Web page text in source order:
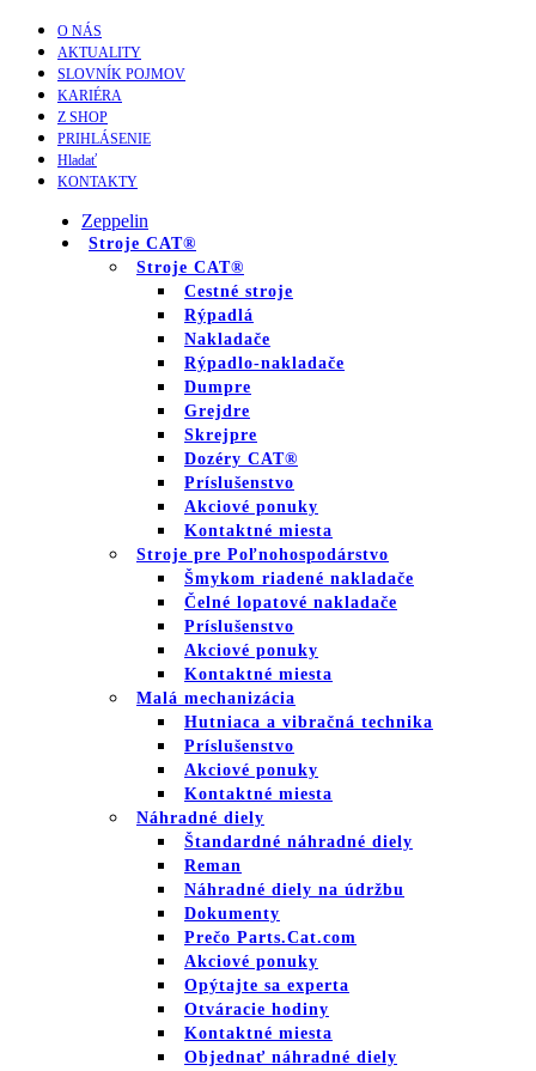
O NÁS
AKTUALITY
SLOVNÍK POJMOV
KARIÉRA
Z SHOP
PRIHLÁSENIE
Hladať
KONTAKTY
Zeppelin
Stroje CAT®
Stroje CAT®
Cestné stroje
Rýpadlá
Nakladače
Rýpadlo-nakladače
Dumpre
Grejdre
Skrejpre
Dozéry CAT®
Príslušenstvo
Akciové ponuky
Kontaktné miesta
Stroje pre Poľnohospodárstvo
Šmykom riadené nakladače
Čelné lopatové nakladače
Príslušenstvo
Akciové ponuky
Kontaktné miesta
Malá mechanizácia
Hutniaca a vibračná technika
Príslušenstvo
Akciové ponuky
Kontaktné miesta
Náhradné diely
Štandardné náhradné diely
Reman
Náhradné diely na údržbu
Dokumenty
Prečo Parts.Cat.com
Akciové ponuky
Opýtajte sa experta
Otváracie hodiny
Kontaktné miesta
Objednať náhradné diely